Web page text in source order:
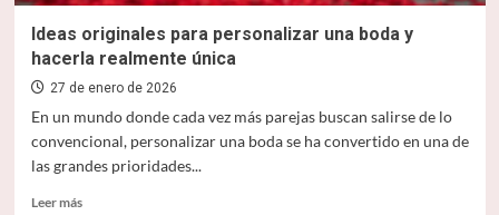
Ideas originales para personalizar una boda y
hacerla realmente única
27 de enero de 2026
En un mundo donde cada vez más parejas buscan salirse de lo
convencional, personalizar una boda se ha convertido en una de
las grandes prioridades...
Leer másLeer